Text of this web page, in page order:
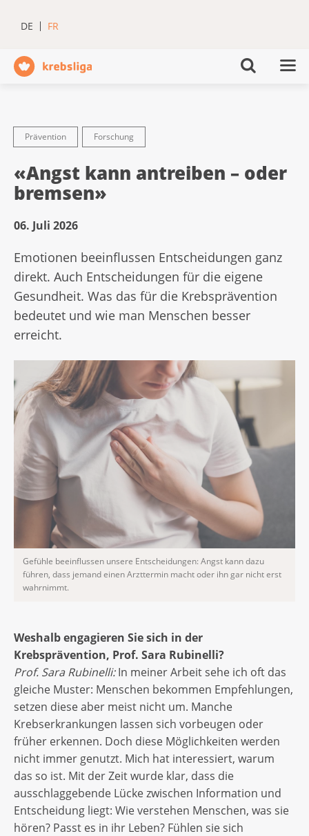
DE FR
Prävention Forschung
«Angst kann antreiben – oder
bremsen»
06. Juli 2026
Emotionen beeinflussen Entscheidungen ganz
direkt. Auch Entscheidungen für die eigene
Gesundheit. Was das für die Krebsprävention
bedeutet und wie man Menschen besser
erreicht.
Gefühle beeinflussen unsere Entscheidungen: Angst kann dazu
führen, dass jemand einen Arzttermin macht oder ihn gar nicht erst
wahrnimmt.
Weshalb engagieren Sie sich in der
Krebsprävention, Prof. Sara Rubinelli?
Prof. Sara Rubinelli:In meiner Arbeit sehe ich oft das
gleiche Muster: Menschen bekommen Empfehlungen,
setzen diese aber meist nicht um. Manche
Krebserkrankungen lassen sich vorbeugen oder
früher erkennen. Doch diese Möglichkeiten werden
nicht immer genutzt. Mich hat interessiert, warum
das so ist. Mit der Zeit wurde klar, dass die
ausschlaggebende Lücke zwischen Information und
Entscheidung liegt: Wie verstehen Menschen, was sie
hören? Passt es in ihr Leben? Fühlen sie sich